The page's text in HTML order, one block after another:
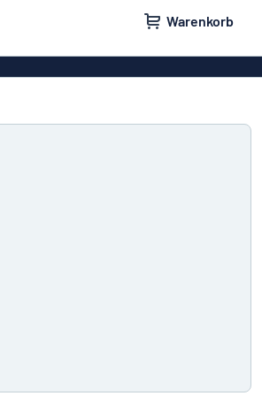
Warenkorb
Türschilder